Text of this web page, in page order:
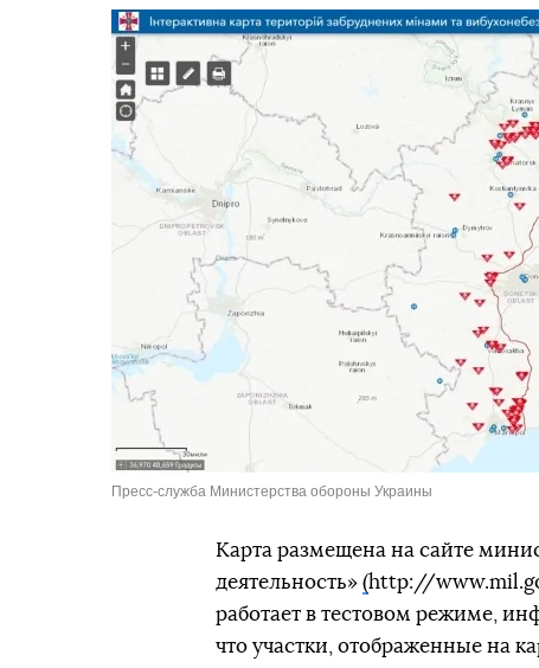
Пресс-служба Министерства обороны Украины
Карта размещена на сайте
деятельность» (http://
работает в тестовом режиме,
что участки, отображенные на